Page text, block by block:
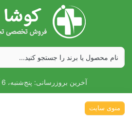
آخرین بروزرسانی: پنج‌شنبه، 6 آگوست 2026
منوی سایت